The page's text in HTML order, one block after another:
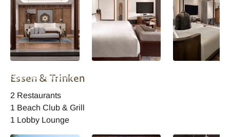
Sanur Resort Junior
Essen & Trinken
2 Restaurants
1 Beach Club & Grill
1 Lobby Lounge